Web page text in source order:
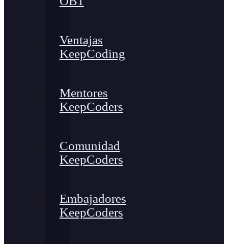
Ventajas
KeepCoding
Mentores
KeepCoders
Comunidad
KeepCoders
Embajadores
KeepCoders